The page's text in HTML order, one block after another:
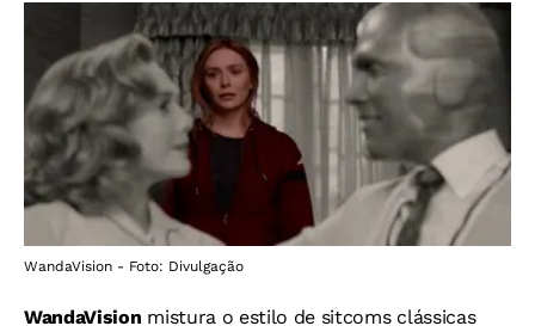
WandaVision - Foto: Divulgação
WandaVision mistura o estilo de sitcoms clássicas